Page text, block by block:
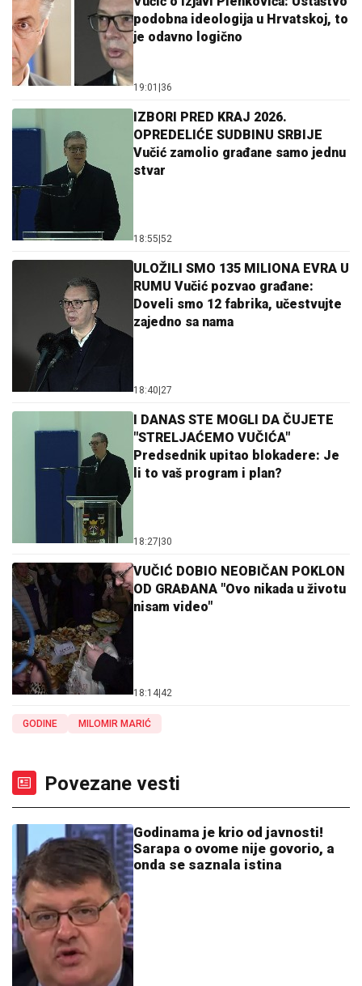
podobna ideologija u Hrvatskoj, to
je odavno logično
19:01 |36
IZBORI PRED KRAJ 2026.
OPREDELIĆE SUDBINU SRBIJE
Vučić zamolio građane samo jednu
stvar
18:55|52
ULOŽILI SMO 135 MILIONA EVRA U
RUMU Vučić pozvao građane:
Doveli smo 12 fabrika, učestvujte
zajedno sa nama
18:40|27
I DANAS STE MOGLI DA ČUJETE
"STRELJAĆEMO VUČIĆA"
Predsednik upitao blokadere: Je
li to vaš program i plan?
18:27|30
VUČIĆ DOBIO NEOBIČAN POKLON
OD GRAĐANA "Ovo nikada u životu
nisam video"
18:14|42
GODINE MILOMIR MARIĆ
Povezane vesti
Godinama je krio od javnosti!
Sarapa o ovome nije govorio, a
onda se saznala istina